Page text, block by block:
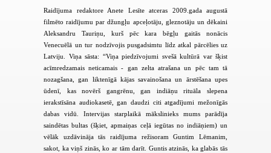
Raidījuma redaktore Anete Lesīte atceras 2009.gada augustā
filmēto raidījumu par džungļu apceļotāju, gleznotāju un dēkaini
Aleksandru Tauriņu, kurš pēc kara bēgļu gaitās nonācis
Venecuēlā un tur nodzīvojis pusgadsimtu līdz atkal pārcēlies uz
Latviju. Viņa sāsta: “Viņa piedzīvojumi svešā kultūrā var šķist
acīmredzamais neticamais - gan zelta atrašana un pēc tam tā
nozagšana, gan liktenīgā kājas savainošana un ārstēšana upes
ūdenī, kas novērš gangrēnu, gan indiāņu rituāla slepena
ierakstīsāna audiokasetē, gan daudzi citi atgadījumi mežonīgās
dabas vidū. Intervijas starplaikā mākslinieks mums parādīja
saindētas bultas (šķiet, apmaiņas ceļā iegūtas no indiāņiem) un
vēlāk uzdāvināja tās raidījuma režisoram Guntim Lēmanim,
sakot, ka viņš zinās, ko ar tām darīt. Guntis atzinās, ka glabās tās